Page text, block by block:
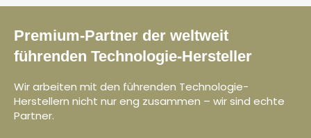
Premium-Partner der weltweit
führenden Technologie-Hersteller
Wir arbeiten mit den führenden Technologie-
Herstellern nicht nur eng zusammen – wir sind echte
Partner.